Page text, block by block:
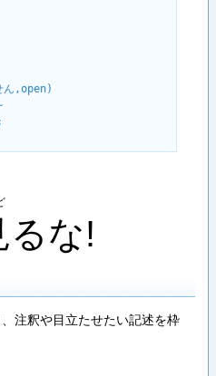
ん,open)
るな!
注釈や目立たせたい記述を枠